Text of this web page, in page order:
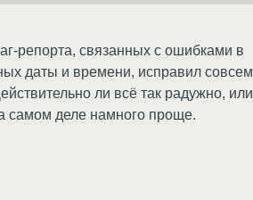
репорта, связанных с ошибками в
даты и времени, исправил совсем
ли всё так радужно, или
самом деле намного проще.